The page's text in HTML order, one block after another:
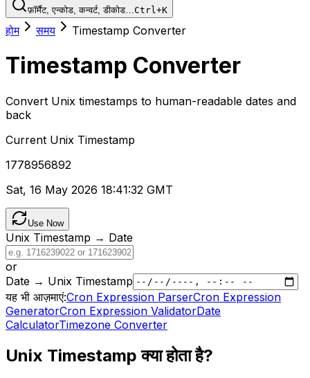
फ़ॉर्मैट, एन्कोड, कन्वर्ट, डीकोड…Ctrl+K
होम समय Timestamp Converter
Timestamp Converter
Convert Unix timestamps to human-readable dates and
back
Current Unix Timestamp
1778956892
Sat, 16 May 2026 18:41:32 GMT
Use Now
Unix Timestamp → Date
or
Date → Unix Timestamp
यह भी आज़माएं:Cron Expression ParserCron Expression
GeneratorCron Expression ValidatorDate
CalculatorTimezone Converter
Unix Timestamp क्या होता है?